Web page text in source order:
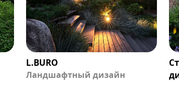
L.BURO
Ландшафтный дизайн